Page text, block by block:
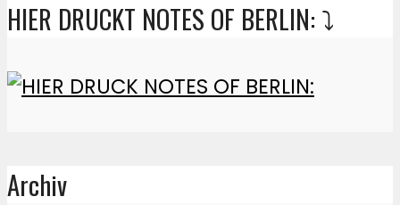
HIER DRUCKT NOTES OF BERLIN: ⤵️
Archiv